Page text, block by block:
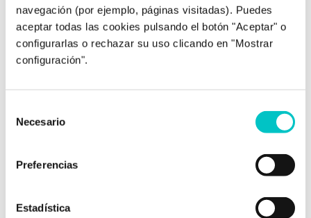
navegación (por ejemplo, páginas visitadas). Puedes
aceptar todas las cookies pulsando el botón "Aceptar" o
configurarlas o rechazar su uso clicando en "Mostrar
configuración".
Necesario
Preferencias
Estadística
01/12/2008
El Talento deportivo. Planeta Running
Alcanzar tus metas, conseguir tus objetivos, ganar
victoria, subir al podio, en definitiva…vivir tu sueño.
luchamos, pero solo unos pocos afortunados lo
consiguen. ¿La diferencia? La diferencia la marca
deportivo, pero por encima …